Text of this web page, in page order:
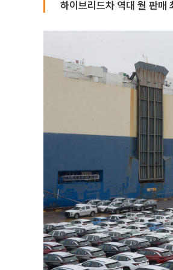
하이브리드차 역대 월 판매